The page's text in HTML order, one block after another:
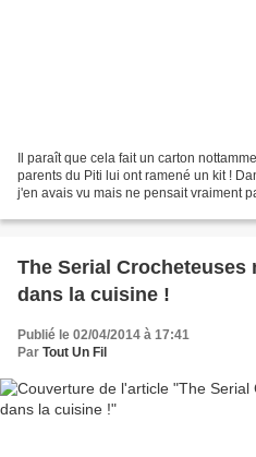
Il paraît que cela fait un carton
parents du Piti lui ont ramené un kit !
j'en avais vu mais ne pensait vraiment
The Serial Crocheteuses
dans la cuisine !
Publié le 02/04/2014 à 17:41
Par Tout Un Fil